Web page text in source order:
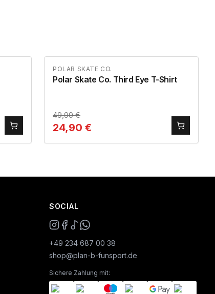
POLAR SKATE CO.
Polar Skate Co. Third Eye T-Shirt
49,90€
24,90 €
SOCIAL
+49 234 687 00 38
shop@plan-b-funsport.de
Sichere Zahlung mit: